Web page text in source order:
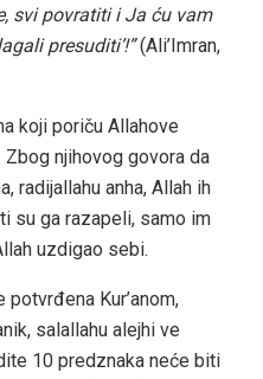
svi povratiti i Ja ću vam
presuditi’!”(Ali’Imran,
koji poriču Allahove
njihovog govora da
radijallahu anha, Allah ih
su ga razapeli, samo im
uzdigao sebi.
Kur’anom,
salallahu alejhi ve
10 predznaka neće biti